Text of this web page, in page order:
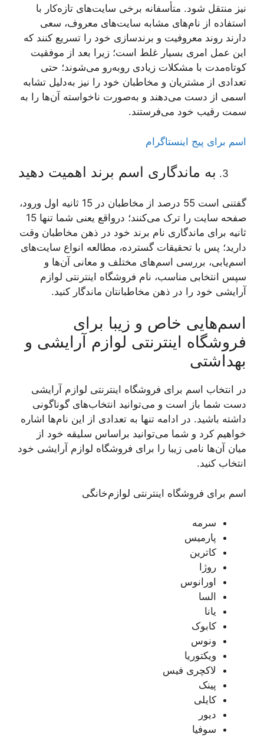
نیز منتقل شود. متأسفانه برخی سایت‌های تازه‌کار با
استفاده از نام‌های مشابه سایت‌های معروف، سعی
دارند روند معروفیت و برندسازی خود را تسریع کنند که
این عمل امری بسیار غلط است؛ زیرا بعد از موفقیت
کوتاه‌مدت با مشکلات زیادی روبه‌رو می‌شوند؛ حتی
تعدادی از مشتریان و مخاطبان خود را نیز به‌دلیل تشابه
اسمی از دست می‌دهند و به‌صورت ناخواسته آن‌ها را به
سمت رقیب خود می‌فرستند.
اسم برای پیج اینستاگرام
به ماندگاری اسم برند اهمیت دهید
گفتنی است 55 درصد از مخاطبان در 15 ثانیه اول ورود،
صفحه سایت را ترک می‌کنند؛ درواقع یعنی شما تنها 15
ثانیه برای ماندگاری نام برند خود در ذهن مخاطبان وقت
دارید؛ پس با تحقیقات گسترده، مطالعه انواع سایت‌های
اسم‌یابی، بررسی اسم‌های مختلف و معانی آن‌ها و
سپس انتخابی مناسب، نام فروشگاه اینترنتی لوازم
آرایشی خود را در ذهن مخاطبانتان ماندگار کنید.
اسم‌هایی خاص و زیبا برای
فروشگاه اینترنتی لوازم آرایشی و
بهداشتی
در انتخاب اسم برای فروشگاه اینترنتی لوازم آرایشی
دست شما باز است و می‌توانید انتخاب‌های گوناگونی
داشته باشید. در ادامه تنها به تعدادی از این نام‌ها اشاره
خواهیم کرد و شما می‌توانید براساس سلیقه خود از
میان آن‌ها نامی زیبا را برای فروشگاه لوازم آرایشی خود
انتخاب کنید.
اسم برای فروشگاه اینترنتی لوازم‌خانگی
سرمه
پارمیس
کاترین
روژا
اورانوس
السا
یانا
کابوک
ونوس
ویکتوریا
لاکچری فیس
پینک
کایلی
دیور
سوفیا